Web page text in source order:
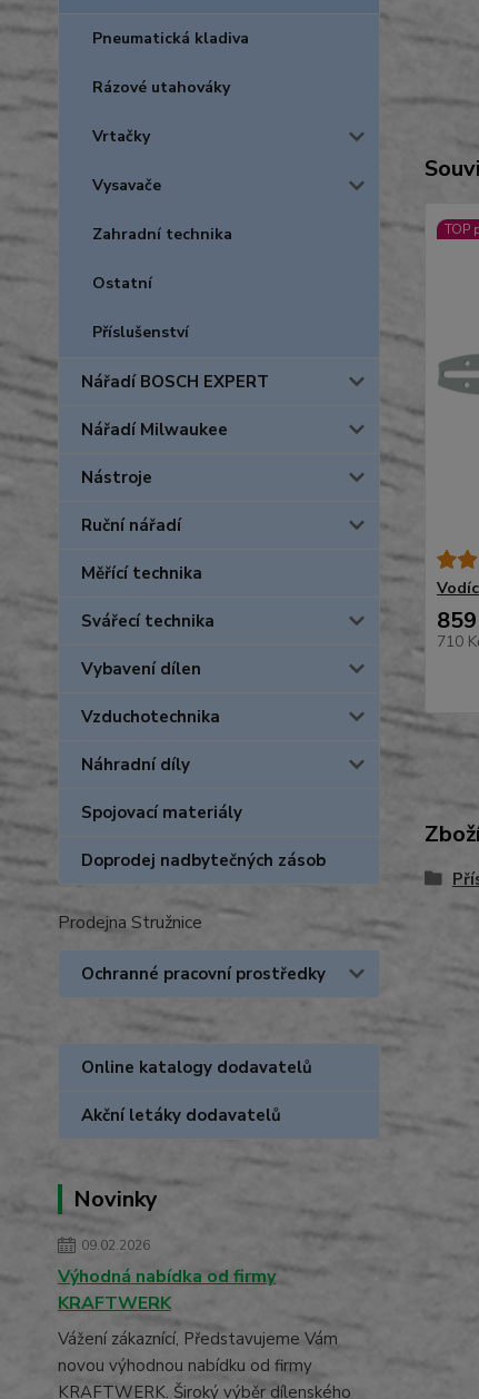
Pneumatická kladiva
Rázové utahováky
Vrtačky
Vysavače
Zahradní technika
Ostatní
Příslušenství
Nářadí BOSCH EXPERT
Nářadí Milwaukee
Nástroje
Ruční nářadí
Měřící technika
Svářecí technika
Vybavení dílen
Vzduchotechnika
Náhradní díly
Spojovací materiály
Doprodej nadbytečných zásob
Prodejna Stružnice
Ochranné pracovní prostředky
Online katalogy dodavatelů
Akční letáky dodavatelů
Novinky
09.02.2026
Výhodná nabídka od firmy
KRAFTWERK
Vážení zákaznící, Představujeme Vám
novou výhodnou nabídku od firmy
KRAFTWERK. Široký výběr dílenského
TOP
710